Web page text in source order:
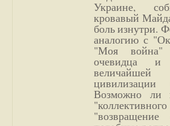
Украине,
кровавый
боль изнутри.
аналогию с
"Моя война"
очевидца и
цивилизации
Возможно ли